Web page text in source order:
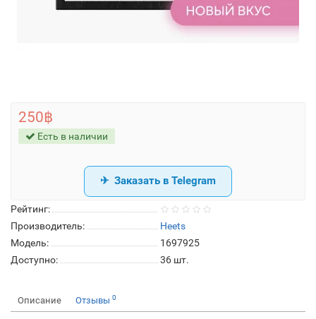
Рейтинг:
Производитель:
Heets
Модель:
1697925
Доступно:
36 шт.
250฿
Есть в наличии
Заказать в Telegram
Описание Отзывы 0